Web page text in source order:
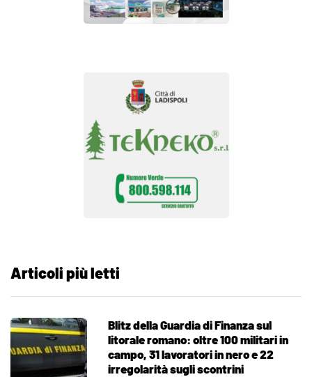
Articoli più letti
Blitz della Guardia di Finanza sul
litorale romano: oltre 100 militari in
campo, 31 lavoratori in nero e 22
irregolarità sugli scontrini